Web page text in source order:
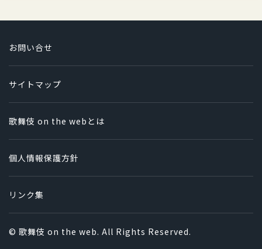
お問い合せ
サイトマップ
歌舞伎 on the webとは
個人情報保護方針
リンク集
© 歌舞伎 on the web. All Rights Reserved.